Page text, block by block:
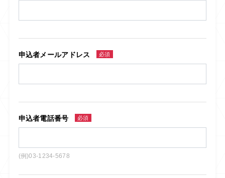
申込者メールアドレス 必須
申込者電話番号 必須
(例)03-1234-5678